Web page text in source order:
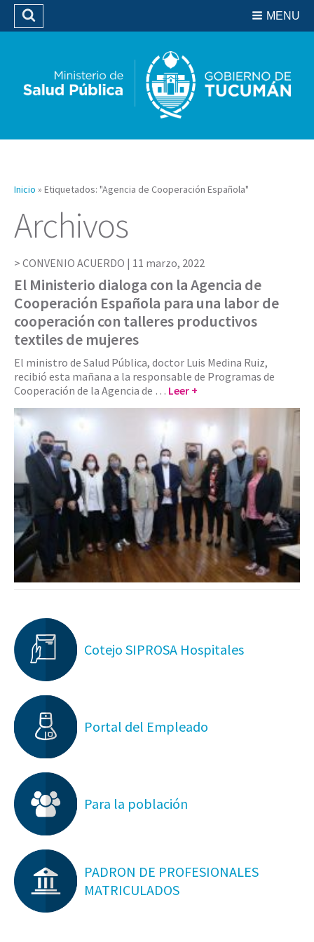
Biblioteca
MENU
Buscar
Inicio » Etiquetados: "Agencia de Cooperación Española"
Archivos
CONVENIO ACUERDO | 11 marzo, 2022
El Ministerio dialoga con la Agencia de
Cooperación Española para una labor de
cooperación con talleres productivos
textiles de mujeres
El ministro de Salud Pública, doctor Luis Medina Ruiz,
recibió esta mañana a la responsable de Programas de
Cooperación de la Agencia de … Leer +
Cotejo SIPROSA Hospitales
Portal del Empleado
Para la población
PADRON DE PROFESIONALES
MATRICULADOS